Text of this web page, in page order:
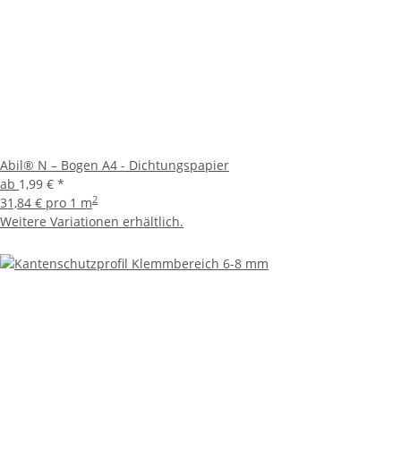
Abil® N – Bogen A4 - Dichtungspapier
ab 1,99 € *
31,84 € pro 1 m2
Weitere Variationen erhältlich.